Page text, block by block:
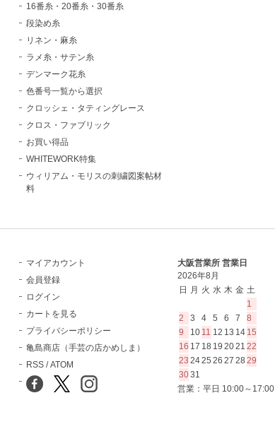
16番糸・20番糸・30番糸
段染め糸
リネン・麻糸
ラメ糸・サテン糸
デンマーク花糸
色番号一覧から選択
クロッシェ・タティングレース
クロス・ファブリック
お買い得品
WHITEWORK特集
ウィリアム・モリスの刺繍図案帖材
料
マイアカウント
会員登録
ログイン
カートを見る
プライバシーポリシー
亀島商店（手芸の店かめしま）
RSS /ATOM
大阪営業所 営業日
2026年8月
日
月 火 水 木 金 土
1
2
3 4 5 6 7
8
9
10 11 12 13 14 15
16 17 18 19 2021 22
23 2425 26 27 28 29
3031
営業：平日 10:00～17:00